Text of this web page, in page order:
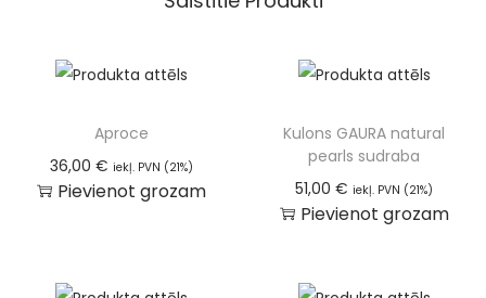
Aproce
36,00 € iekļ. PVN (21%)
Pievienot grozam
Kulons GAURA natural
pearls sudraba
51,00€ iekļ. PVN (21%)
Pievienot grozam